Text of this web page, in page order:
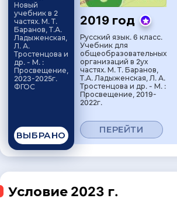
Новый
учебник в 2
частях. М. Т.
Баранов, Т.А.
Ладыженская,
Л. А.
Тростенцова и
др. - М. :
Просвещение,
2023-2025г.
ФГОС
ВЫБРАНО
2019 год
Русский язык. 6 класс.
Учебник для
общеобразовательных
организаций в 2ух
частях. М. Т. Баранов,
Т.А. Ладыженская, Л. А.
Тростенцова и др. - М. :
Просвещение, 2019-
2022г.
ПЕРЕЙТИ
Условие 2023 г.